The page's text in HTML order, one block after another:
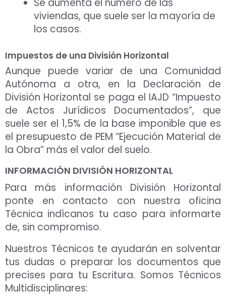
Se aumenta el número de las
viviendas, que suele ser la mayoría de
los casos.
Impuestos de una División Horizontal
Aunque puede variar de una Comunidad
Autónoma a otra, en la Declaración de
División Horizontal se paga el IAJD “Impuesto
de Actos Jurídicos Documentados”, que
suele ser el 1,5% de la base imponible que es
el presupuesto de PEM “Ejecución Material de
la Obra” más el valor del suelo.
INFORMACIÓN DIVISIÓN HORIZONTAL
Para más información División Horizontal
ponte en contacto con nuestra oficina
Técnica indícanos tu caso para informarte
de, sin compromiso.
Nuestros Técnicos te ayudarán en solventar
tus dudas o preparar los documentos que
precises para tu Escritura. Somos Técnicos
Multidisciplinares: